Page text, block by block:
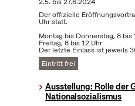
Der offizielle
Uhr statt.
Montag bis Donnerstag, 8 bis
Freitag, 8 bis 12 Uhr
Der letzte Einlass ist jeweils
Eintritt frei
Ausstellung: Rolle der
Nationalsozialismus